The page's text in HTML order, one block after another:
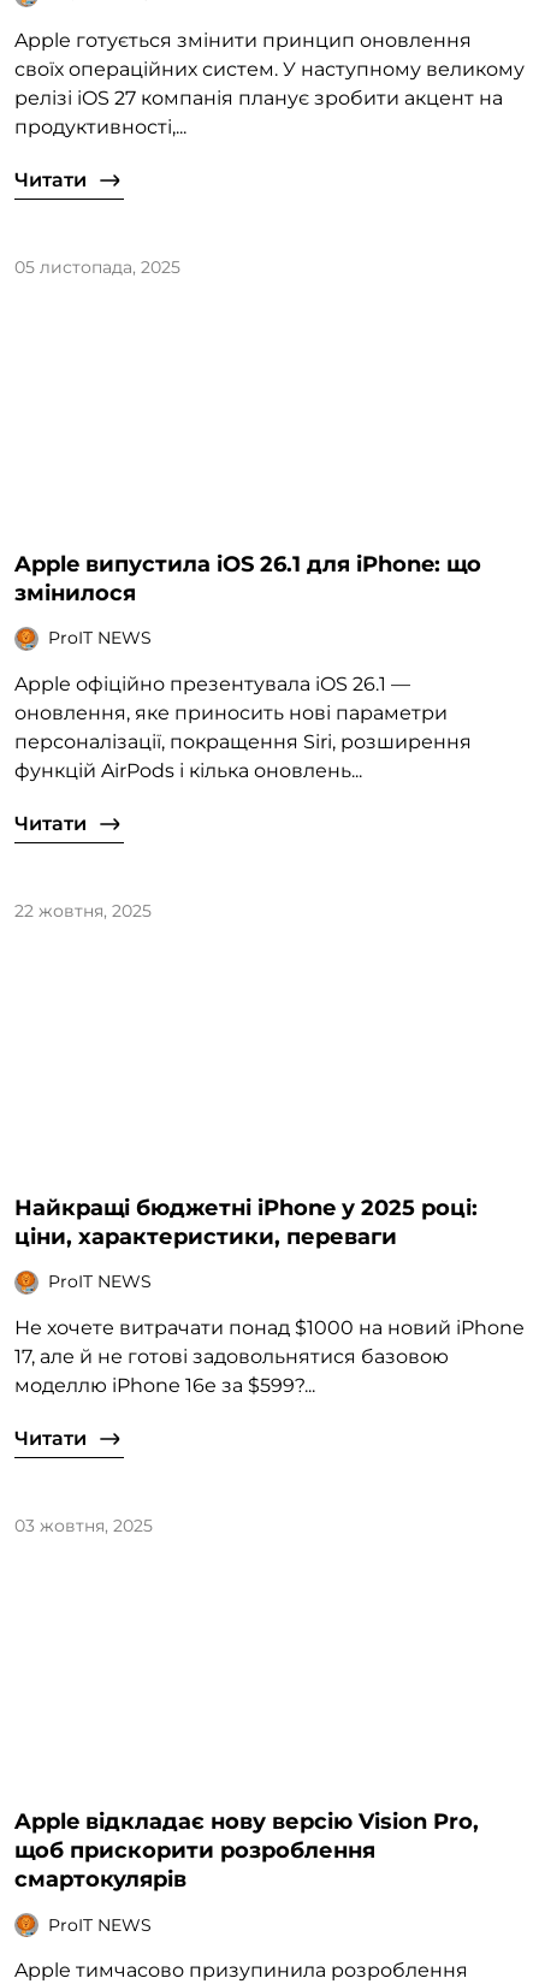
Apple готується змінити принцип оновлення
своїх операційних систем. У наступному великому
релізі iOS 27 компанія планує зробити акцент на
продуктивності,...
Читати
05 листопада, 2025
Apple випустила iOS 26.1 для iPhone: що
змінилося
ProIT NEWS
Apple офіційно презентувала iOS 26.1 —
оновлення, яке приносить нові параметри
персоналізації, покращення Siri, розширення
функцій AirPods і кілька оновлень...
Читати
22 жовтня, 2025
Найкращі бюджетні iPhone у 2025 році:
ціни, характеристики, переваги
ProIT NEWS
Не хочете витрачати понад $1000 на новий iPhone
17, але й не готові задовольнятися базовою
моделлю iPhone 16e за $599?...
Читати
03 жовтня, 2025
Apple відкладає нову версію Vision Pro,
щоб прискорити розроблення
смартокулярів
ProIT NEWS
Apple тимчасово призупинила розроблення